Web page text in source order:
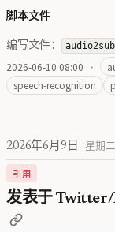
脚本文件
编写文件：
2026-06-10 08:00 ·
speech-recognition
2026年6月9日 星期二
引用
发表于 Twitter/